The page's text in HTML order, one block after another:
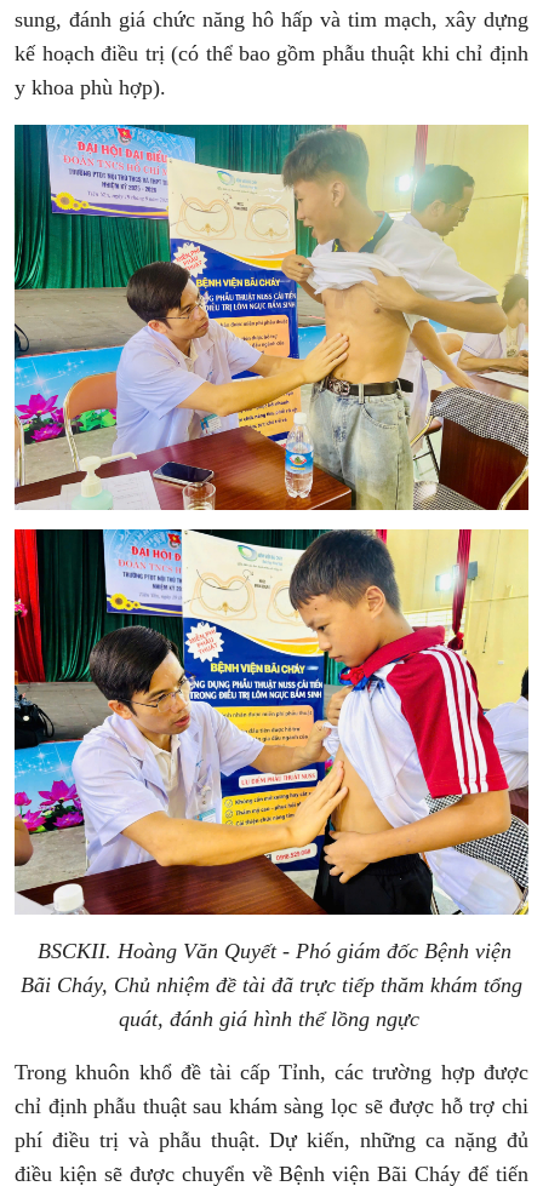
sung, đánh giá chức năng hô hấp và tim mạch, xây dựng
kế hoạch điều trị (có thể bao gồm phẫu thuật khi chỉ định
y khoa phù hợp).
BSCKII. Hoàng Văn Quyết - Phó giám đốc Bệnh viện
Bãi Cháy, Chủ nhiệm đề tài đã trực tiếp thăm khám tổng
quát, đánh giá hình thể lồng ngực
Trong khuôn khổ đề tài cấp Tỉnh, các trường hợp được
chỉ định phẫu thuật sau khám sàng lọc sẽ được hỗ trợ chi
phí điều trị và phẫu thuật. Dự kiến, những ca nặng đủ
điều kiện sẽ được chuyển về Bệnh viện Bãi Cháy để tiến